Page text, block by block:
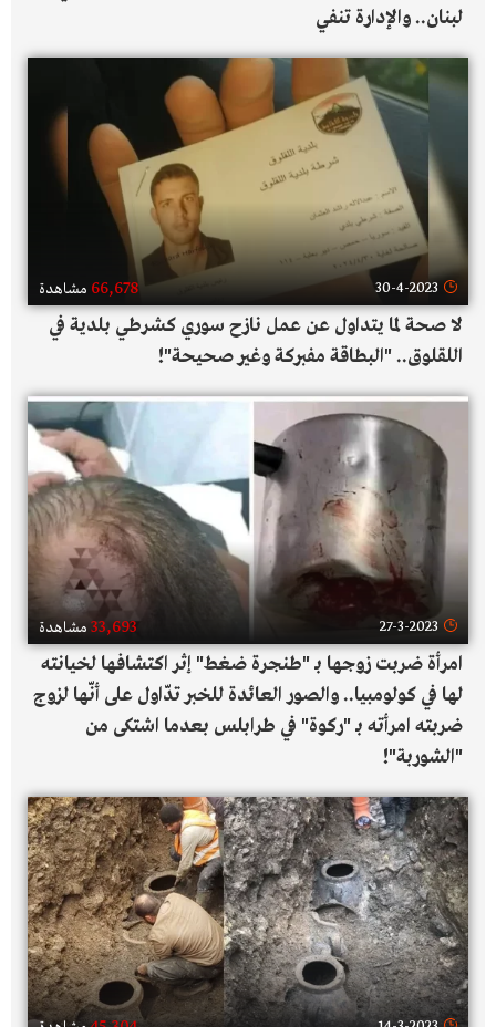
لبنان.. والإدارة تنفي
30-4-2023
66,678 مشاهدة
لا صحة لما يتداول عن عمل نازح سوري كشرطي بلدية في
اللقلوق.. "البطاقة مفبركة وغير صحيحة"!
27-3-2023
33,693 مشاهدة
امرأة ضربت زوجها بـ "طنجرة ضغط" إثر اكتشافها لخيانته
لها في كولومبيا.. والصور العائدة للخبر تدّاول على أنّها لزوج
ضربته امرأته بـ "ركوة" في طرابلس بعدما اشتكى من
"الشوربة"!